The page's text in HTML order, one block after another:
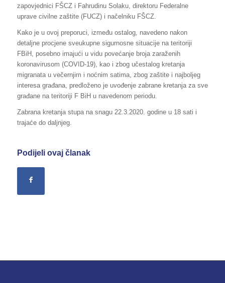
zapovjednici FŠCZ i Fahrudinu Solaku, direktoru Federalne
uprave civilne zaštite (FUCZ) i načelniku FŠCZ.
Kako je u ovoj preporuci, između ostalog, navedeno nakon
detaljne procjene sveukupne sigurnosne situacije na teritoriji
FBiH, posebno imajući u vidu povećanje broja zaraženih
koronavirusom (COVID-19), kao i zbog učestalog kretanja
migranata u večernjim i noćnim satima, zbog zaštite i najboljeg
interesa građana, predloženo je uvođenje zabrane kretanja za sve
građane na teritoriji F BiH u navedenom periodu.
Zabrana kretanja stupa na snagu 22.3.2020. godine u 18 sati i
trajaće do daljnjeg.
Podijeli ovaj članak